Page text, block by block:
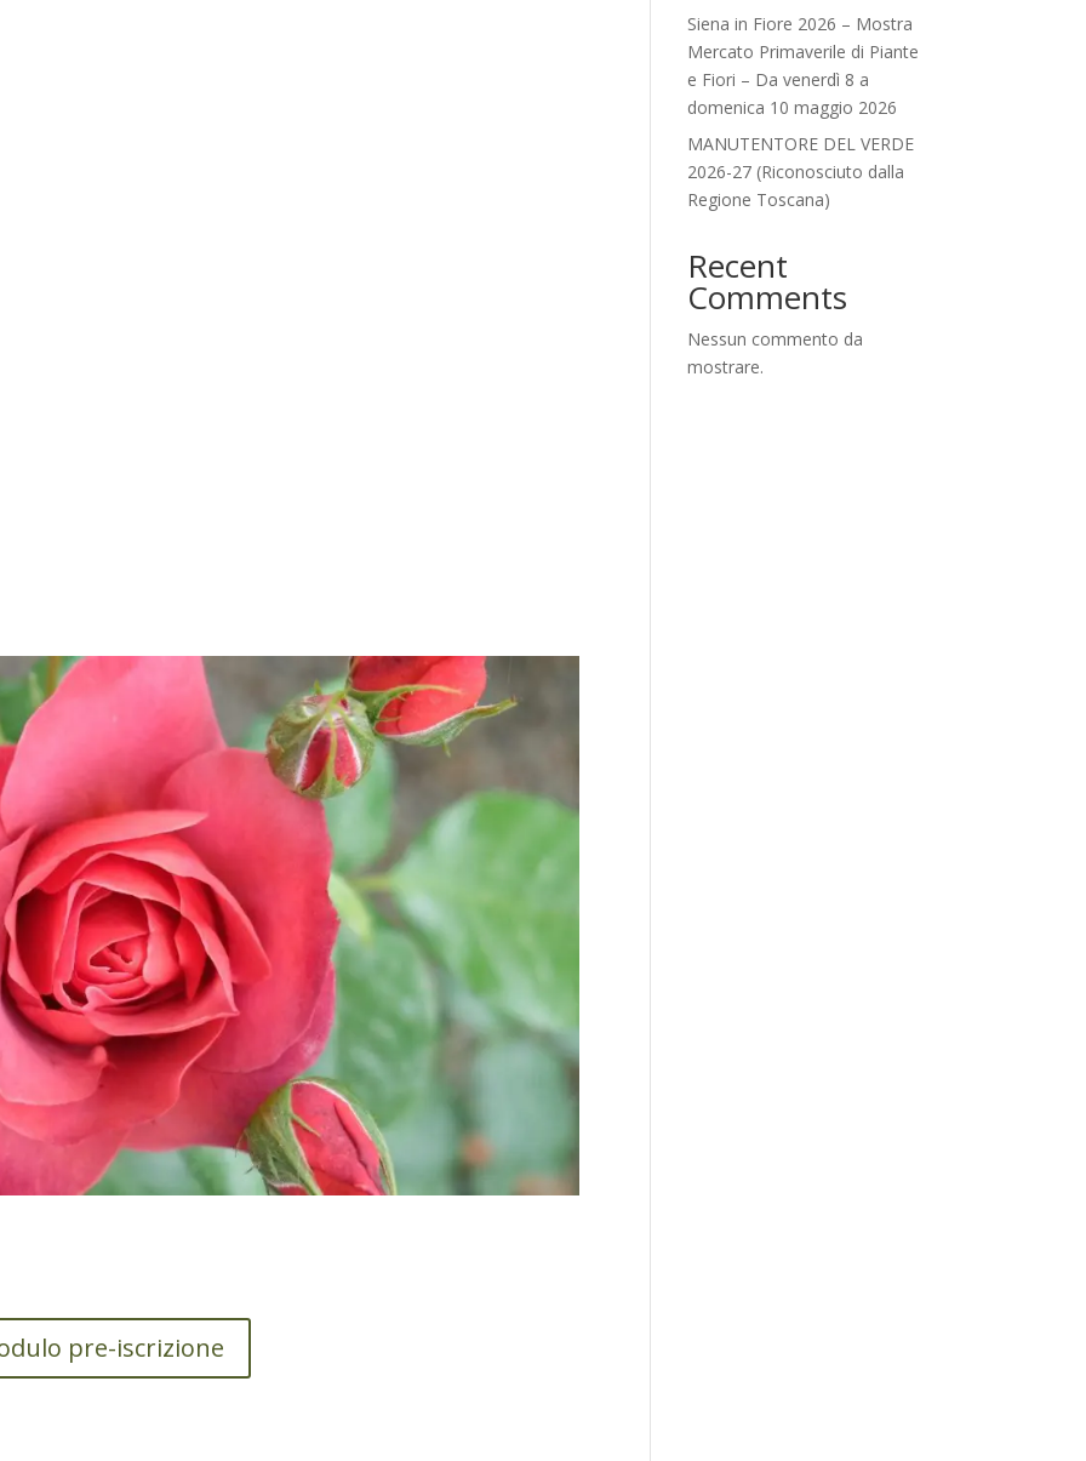
pre-iscrizione
Siena in Fiore 2026 – Mostra
Mercato Primaverile di Piante
e Fiori – Da venerdì 8 a
domenica 10 maggio 2026
MANUTENTORE DEL VERDE
2026-27 (Riconosciuto dalla
Regione Toscana)
Recent
Comments
Nessun commento da
mostrare.